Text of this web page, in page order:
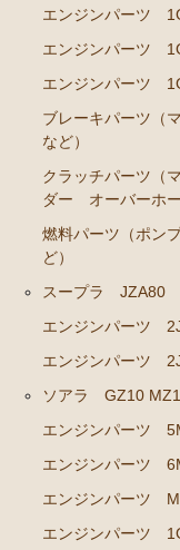
シャフトブーツ
ラベル
マークⅡ クレス
エンジンパーツ
エンジンパーツ
月迄
エンジンパーツ
エンジンパーツ
エンジンパーツ
エンジンパーツ
冷却パーツ（
エンジンパーツ
エンジンパーツ
エンジンパーツ
ブレーキパーツ
など）
クラッチパーツ（
ダー オーバーホ
燃料パーツ（ポ
ど）
スープラ JZA80
エンジンパーツ
エンジンパーツ
ソアラ GZ10
エンジンパーツ
エンジンパーツ
エンジンパーツ
エンジンパーツ